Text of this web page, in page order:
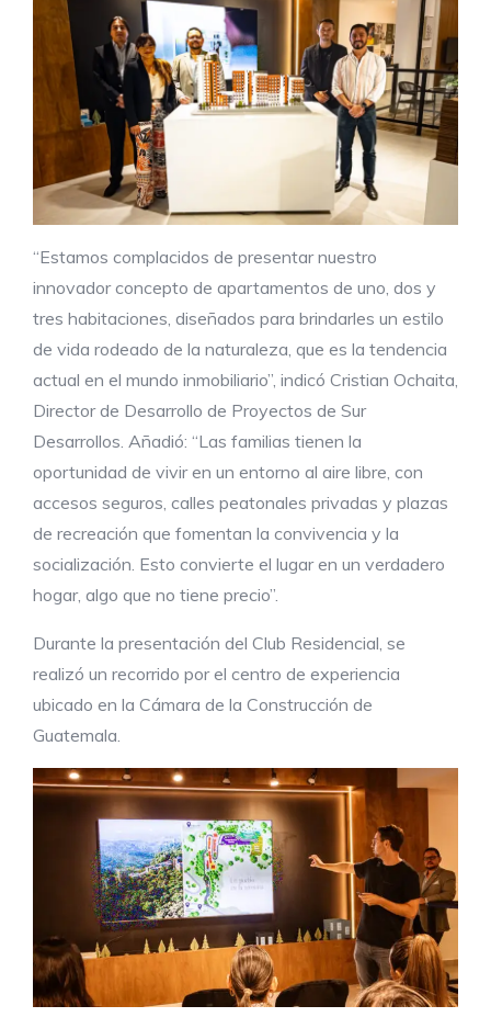
“Estamos complacidos de presentar nuestro
innovador concepto de apartamentos de uno, dos y
tres habitaciones, diseñados para brindarles un estilo
de vida rodeado de la naturaleza, que es la tendencia
actual en el mundo inmobiliario”, indicó Cristian Ochaita,
Director de Desarrollo de Proyectos de Sur
Desarrollos. Añadió: “Las familias tienen la
oportunidad de vivir en un entorno al aire libre, con
accesos seguros, calles peatonales privadas y plazas
de recreación que fomentan la convivencia y la
socialización. Esto convierte el lugar en un verdadero
hogar, algo que no tiene precio”.
Durante la presentación del Club Residencial, se
realizó un recorrido por el centro de experiencia
ubicado en la Cámara de la Construcción de
Guatemala.